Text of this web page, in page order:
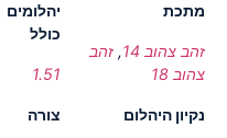
מתכת
זהב צהוב 14 , זהב
צהוב 18
יהלומים
כולל
1.51
נקיון היהלום צורה